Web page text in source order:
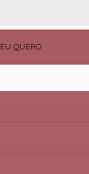
EU QUERO